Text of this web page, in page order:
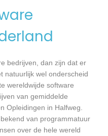
bedrijven, dan zijn dat er
natuurlijk wel onderscheid
wereldwijde software
van gemiddelde
Opleidingen in Halfweg.
van programmatuur
over de hele wereld